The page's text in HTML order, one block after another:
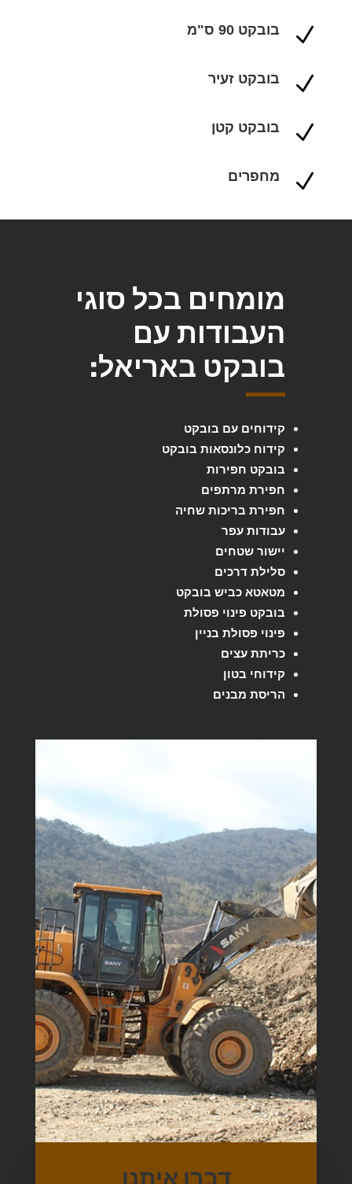
N בובקט 90 ס"מ
N בובקט זעיר
N בובקט קטן
N מחפרים
מומחים בכל סוגי
העבודות עם
בובקט באריאל:
קידוחים עם בובקט
קידוח כלונסאות בובקט
בובקט חפירות
חפירת מרתפים
חפירת בריכות שחיה
עבודות עפר
יישור שטחים
סלילת דרכים
מטאטא כביש בובקט
בובקט פינוי פסולת
פינוי פסולת בניין
כריתת עצים
קידוחי בטון
הריסת מבנים
דברו איתנו